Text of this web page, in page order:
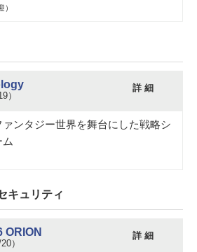
）
）
詳 細
ンタジー世界を舞台にした戦略シ
キュリティ
ORION
）
詳 細